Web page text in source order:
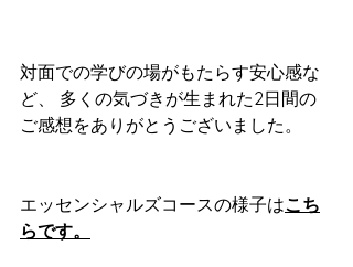
対面での学びの場がもたらす安心感な
ど、 多くの気づきが生まれた2日間の
ご感想をありがとうございました。
エッセンシャルズコースの様子はこち
らです。